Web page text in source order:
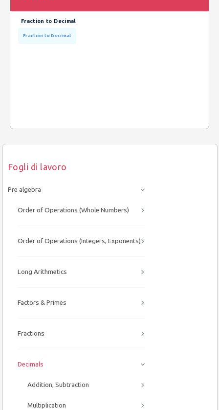
Fogli di lavoro
Pre algebra
Order of Operations (Whole Numbers)
Order of Operations (Integers, Exponents)
Long Arithmetics
Factors & Primes
Fractions
Decimals
Addition, Subtraction
Multiplication
Fraction to Decimal
Fraction to Decimal